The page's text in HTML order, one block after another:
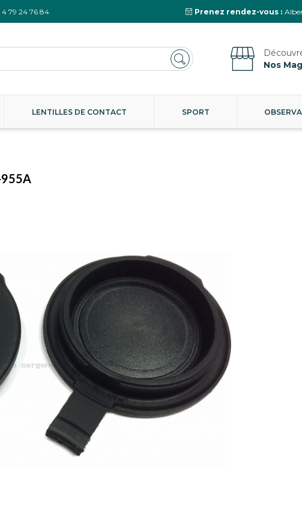
4 79 24 76 84 Prenez rendez-vous :
Nos
LENTILLES DE CONTACT SPORT
955A